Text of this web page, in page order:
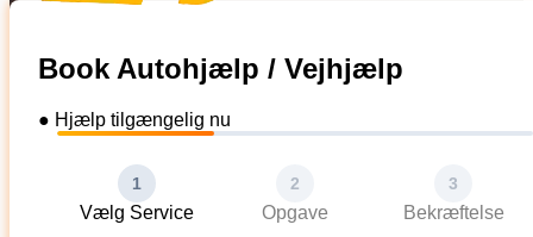
Book Autohjælp / Vejhjælp
● Hjælp tilgængelig nu
1
Vælg Service
2
Opgave
3
Bekræftelse